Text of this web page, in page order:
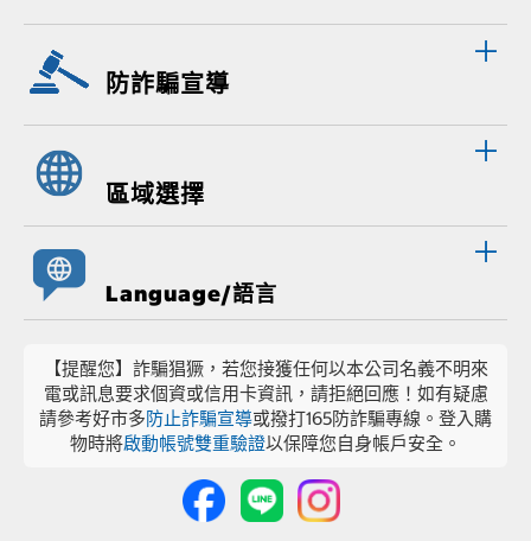
防詐騙宣導
區域選擇
Language/語言
【提醒您】詐騙猖獗，若您接獲任何以本公司名義不明來
電或訊息要求個資或信用卡資訊，請拒絕回應！如有疑慮
請參考好市多防止詐騙宣導或撥打165防詐騙專線。登入購
物時將啟動帳號雙重驗證以保障您自身帳戶安全。